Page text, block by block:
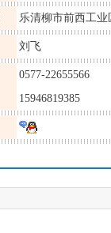
乐清柳市前西工业
刘飞
0577-22655566
15946819385